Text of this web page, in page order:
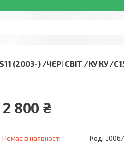
(2003-) /ЧЕРІ СВІТ /КУ КУ /
2 800 ₴
Немає в наявності Код: 3006/